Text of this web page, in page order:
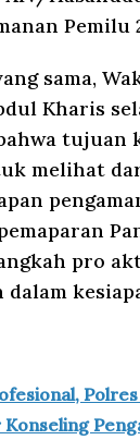
Pemilu
sama,
Kharis
tujuan
melihat
pro